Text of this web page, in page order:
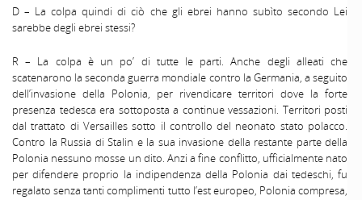
D – La colpa quindi di ciò che gli ebrei hanno subìto secondo Lei
sarebbe degli ebrei stessi?
R – La colpa è un po’ di tutte le parti. Anche degli alleati che
scatenarono la seconda guerra mondiale contro la Germania, a seguito
dell’invasione della Polonia, per rivendicare territori dove la forte
presenza tedesca era sottoposta a continue vessazioni. Territori posti
dal trattato di Versailles sotto il controllo del neonato stato polacco.
Contro la Russia di Stalin e la sua invasione della restante parte della
Polonia nessuno mosse un dito. Anzi a fine conflitto, ufficialmente nato
per difendere proprio la indipendenza della Polonia dai tedeschi, fu
regalato senza tanti complimenti tutto l’est europeo, Polonia compresa,